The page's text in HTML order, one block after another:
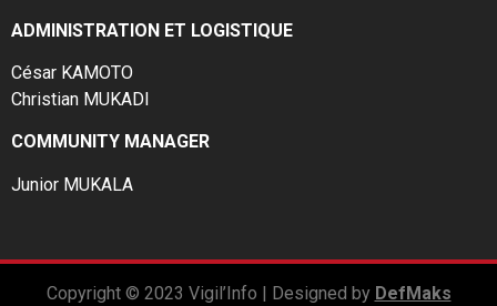
ADMINISTRATION ET LOGISTIQUE
César KAMOTO
Christian MUKADI
COMMUNITY MANAGER
Junior MUKALA
Copyright © 2023 Vigil’Info | Designed by DefMaks